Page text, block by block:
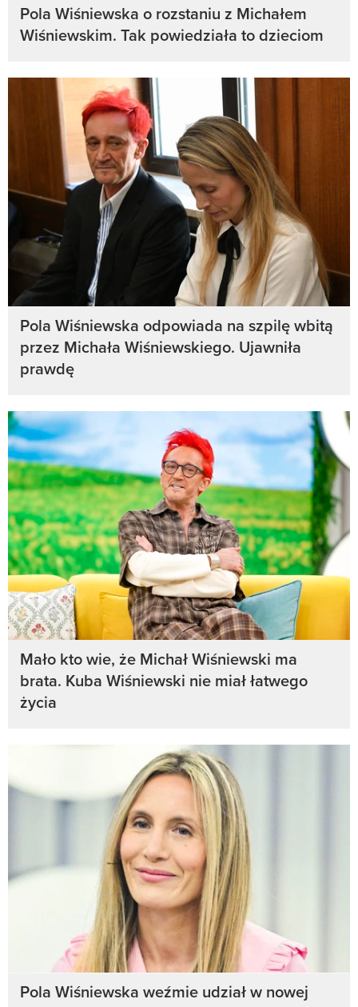
Pola Wiśniewska o rozstaniu z Michałem
Wiśniewskim. Tak powiedziała to dzieciom
Pola Wiśniewska odpowiada na szpilę wbitą
przez Michała Wiśniewskiego. Ujawniła
prawdę
Mało kto wie, że Michał Wiśniewski ma
brata. Kuba Wiśniewski nie miał łatwego
życia
Pola Wiśniewska weźmie udział w nowej